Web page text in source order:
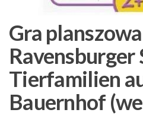
Gra planszowa
Ravensburger
Tierfamilien
Bauernhof